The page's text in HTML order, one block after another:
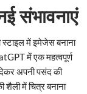
संभावनाएं
में इमेजेस बनाना
में एक महत्वपूर्ण
अपनी पसंद की
में चित्र बनाना